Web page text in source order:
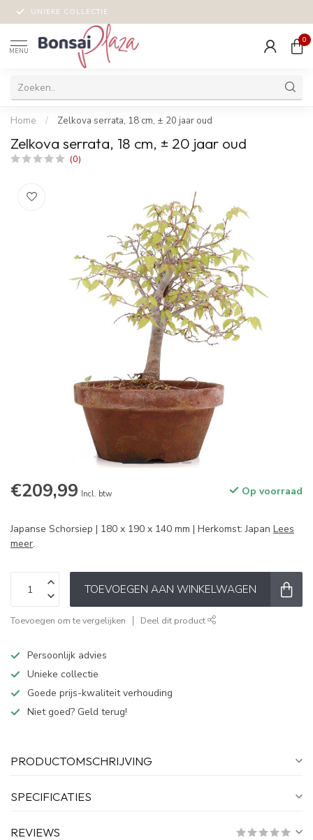
UNIEKE COLLECTIE
MENU
0
Home / Zelkova serrata, 18 cm, ± 20 jaar oud
Zelkova serrata, 18 cm, ± 20 jaar oud
(0)
€209,99 Incl. btw Op voorraad
Japanse Schorsiep | 180 x 190 x 140 mm | Herkomst: Japan Lees
meer.
TOEVOEGEN AAN WINKELWAGEN
Toevoegen om te vergelijken Deel dit product
Persoonlijk advies
Unieke collectie
Goede prijs-kwaliteit verhouding
Niet goed? Geld terug!
PRODUCTOMSCHRIJVING
SPECIFICATIES
REVIEWS